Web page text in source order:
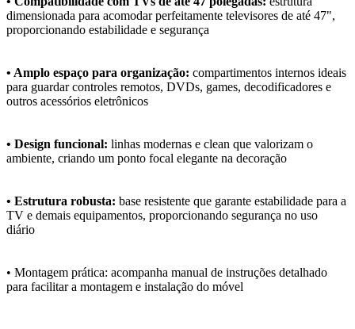
dimensionada para acomodar perfeitamente televisores de até 47",
proporcionando estabilidade e segurança
• Amplo espaço para organização: compartimentos internos ideais
para guardar controles remotos, DVDs, games, decodificadores e
outros acessórios eletrônicos
• Design funcional: linhas modernas e clean que valorizam o
ambiente, criando um ponto focal elegante na decoração
• Estrutura robusta: base resistente que garante estabilidade para a
TV e demais equipamentos, proporcionando segurança no uso
diário
• Montagem prática: acompanha manual de instruções detalhado
para facilitar a montagem e instalação do móvel